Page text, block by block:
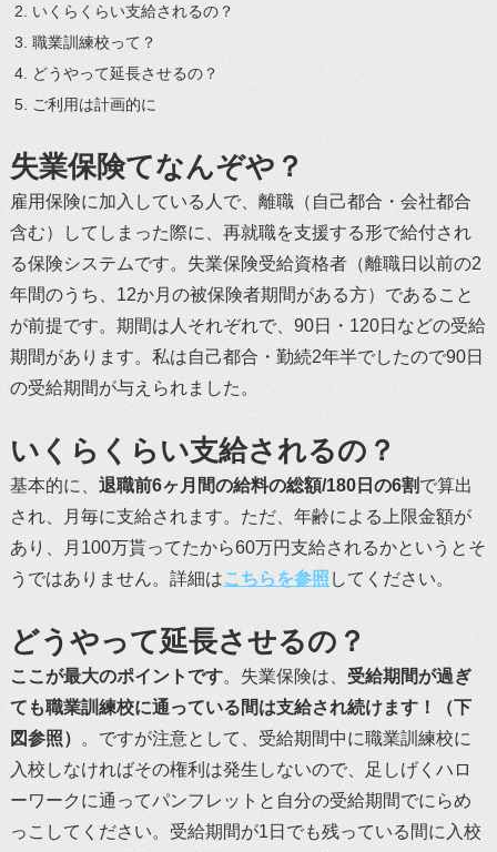
いくらくらい支給されるの？
職業訓練校って？
どうやって延長させるの？
ご利用は計画的に
失業保険てなんぞや？
雇用保険に加入している人で、離職（自己都合・会社都合
含む）してしまった際に、再就職を支援する形で給付され
る保険システムです。失業保険受給資格者（離職日以前の2
年間のうち、12か月の被保険者期間がある方）であること
が前提です。期間は人それぞれで、90日・120日などの受給
期間があります。私は自己都合・勤続2年半でしたので90日
の受給期間が与えられました。
いくらくらい支給されるの？
基本的に、 退職前6ヶ月間の給料の総額/180日の6割で算出
され、月毎に支給されます。ただ、年齢による上限金額が
あり、月100万貰ってたから60万円支給されるかというとそ
うではありません。詳細はこちらを参照 してください。
どうやって延長させるの？
ここが最大のポイントです。失業保険は、 受給期間が過ぎ
ても職業訓練校に通っている間は支給され続けます！（下
図参照）
。ですが注意として、受給期間中に職業訓練校に
入校しなければその権利は発生しないので、足しげくハロ
ーワークに通ってパンフレットと自分の受給期間でにらめ
っこしてください。受給期間が1日でも残っている間に入校